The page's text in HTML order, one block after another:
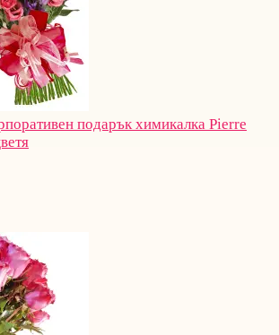
подарък химикалка Pierre